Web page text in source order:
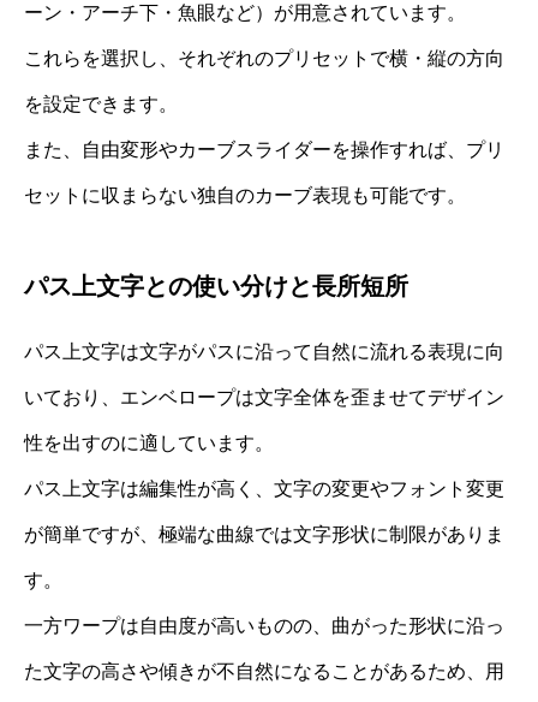
ーン・アーチ下・魚眼など）が用意されています。
これらを選択し、それぞれのプリセットで横・縦の方向
を設定できます。
また、自由変形やカーブスライダーを操作すれば、プリ
セットに収まらない独自のカーブ表現も可能です。
パス上文字との使い分けと長所短所
パス上文字は文字がパスに沿って自然に流れる表現に向
いており、エンベロープは文字全体を歪ませてデザイン
性を出すのに適しています。
パス上文字は編集性が高く、文字の変更やフォント変更
が簡単ですが、極端な曲線では文字形状に制限がありま
す。
一方ワープは自由度が高いものの、曲がった形状に沿っ
た文字の高さや傾きが不自然になることがあるため、用